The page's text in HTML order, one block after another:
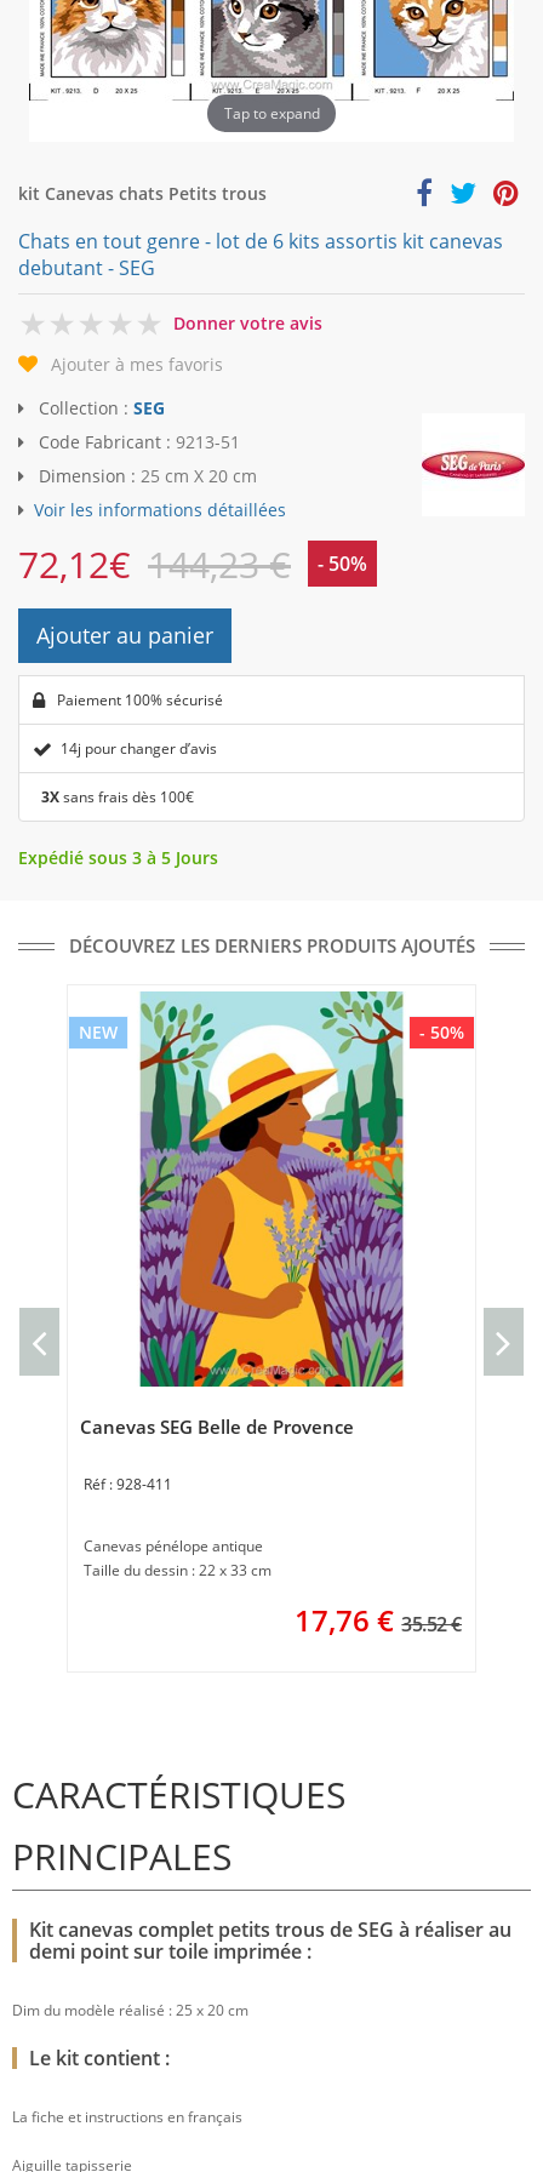
Tap to expand
kit Canevas chats Petits trous
Chats en tout genre - lot de 6 kits assortis kit canevas
debutant - SEG
0
Donner votre avis
Ajouter à mes favoris
Collection : SEG
Code Fabricant : 9213-51
Dimension : 25 cm X 20 cm
Voir les informations détaillées
72,12€ 144,23 € - 50%
Ajouter au panier
Paiement 100% sécurisé
14j pour changer d’avis
3Xsans frais dès 100€
Expédié sous 3 à 5 Jours
DÉCOUVREZ LES DERNIERS PRODUITS AJOUTÉS
- 50%
NEW
Canevas SEG Belle de Provence
928-411
Canevas pénélope antique
Taille du dessin : 22 x 33 cm
17,76 € 35.52 €
CARACTÉRISTIQUES
PRINCIPALES
Kit canevas complet petits trous de SEG à réaliser au
demi point sur toile imprimée :
Dim du modèle réalisé : 25 x 20 cm
Le kit contient :
La fiche et instructions en français
Aiguille tapisserie